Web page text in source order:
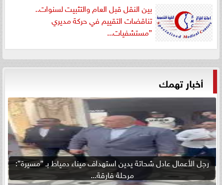
بين النقل قبل العام والتثبيت لسنوات..
تناقضات التقييم في حركة مديري
”مستشفيات...
أخبار تهمك
رجل الأعمال عادل شحاتة يدين استهداف ميناء دمياط بـ ”مسيرة”:
مرحلة فارقة...